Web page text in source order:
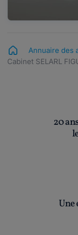
Annuaire des
Cabinet SELARL
20
Une